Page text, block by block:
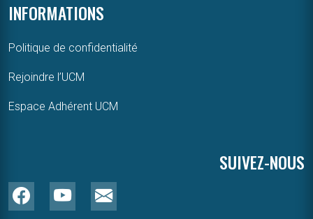
INFORMATIONS
Politique de confidentialité
Rejoindre l’UCM
Espace Adhérent UCM
SUIVEZ-NOUS